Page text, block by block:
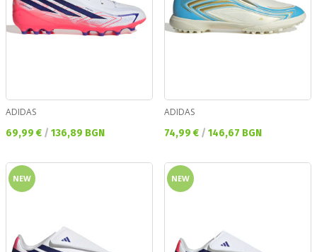
ADIDAS
Текуща цена:
69,99 € / 136,89 BGN
ADIDAS
Текуща цена:
74,99 € / 146,67 BGN
NEW NEW